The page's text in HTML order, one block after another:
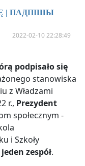
| ПАДПІШЫ
2022-02-10 22:28:49
podpisało się
stanowiska
z Władzami
r., Prezydent
społecznym -
i Szkoły
zespół.